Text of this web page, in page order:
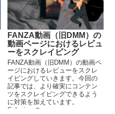
FANZA動画（旧DMM）の
動画ページにおけるレビュ
ーをスクレイピング
FANZA動画（旧DMM）の動画ペ
ージにおけるレビューをスクレ
イピングしていきます。今回の
記事では、より確実にコンテン
ツをスクレイピングできるよう
に対策を加えています。
Seleniumの